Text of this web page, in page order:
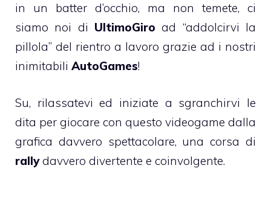
in un batter d’occhio, ma non temete, ci
siamo noi di UltimoGiro ad “addolcirvi la
pillola” del rientro a lavoro grazie ad i nostri
inimitabili AutoGames!
Su, rilassatevi ed iniziate a sgranchirvi le
dita per giocare con questo videogame dalla
grafica davvero spettacolare, una corsa di
rallydavvero divertente e coinvolgente.